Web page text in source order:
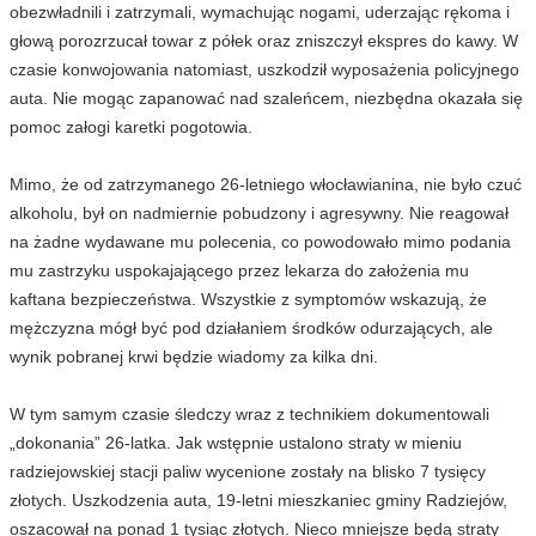
obezwładnili i zatrzymali, wymachując nogami, uderzając rękoma i
głową porozrzucał towar z półek oraz zniszczył ekspres do kawy. W
czasie konwojowania natomiast, uszkodził wyposażenia policyjnego
auta. Nie mogąc zapanować nad szaleńcem, niezbędna okazała się
pomoc załogi karetki pogotowia.
Mimo, że od zatrzymanego 26-letniego włocławianina, nie było czuć
alkoholu, był on nadmiernie pobudzony i agresywny. Nie reagował
na żadne wydawane mu polecenia, co powodowało mimo podania
mu zastrzyku uspokajającego przez lekarza do założenia mu
kaftana bezpieczeństwa. Wszystkie z symptomów wskazują, że
mężczyzna mógł być pod działaniem środków odurzających, ale
wynik pobranej krwi będzie wiadomy za kilka dni.
W tym samym czasie śledczy wraz z technikiem dokumentowali
„dokonania” 26-latka. Jak wstępnie ustalono straty w mieniu
radziejowskiej stacji paliw wycenione zostały na blisko 7 tysięcy
złotych. Uszkodzenia auta, 19-letni mieszkaniec gminy Radziejów,
oszacował na ponad 1 tysiąc złotych. Nieco mniejsze będą straty